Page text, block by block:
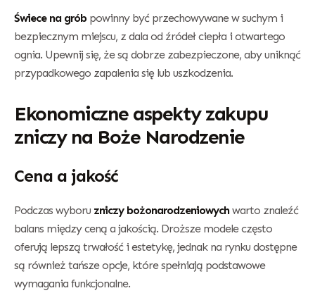
Świece na grób powinny być przechowywane w suchym i
bezpiecznym miejscu, z dala od źródeł ciepła i otwartego
ognia. Upewnij się, że są dobrze zabezpieczone, aby uniknąć
przypadkowego zapalenia się lub uszkodzenia.
Ekonomiczne aspekty zakupu
zniczy na Boże Narodzenie
Cena a jakość
Podczas wyboru zniczy bożonarodzeniowychwarto znaleźć
balans między ceną a jakością. Droższe modele często
oferują lepszą trwałość i estetykę, jednak na rynku dostępne
są również tańsze opcje, które spełniają podstawowe
wymagania funkcjonalne.